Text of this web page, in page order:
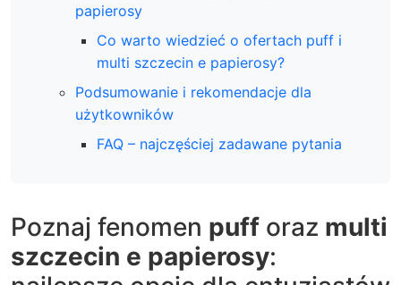
papierosy
Co warto wiedzieć o ofertach puff i
multi szczecin e papierosy?
Podsumowanie i rekomendacje dla
użytkowników
FAQ – najczęściej zadawane pytania
Poznaj fenomen puff oraz multi
szczecin e papierosy: